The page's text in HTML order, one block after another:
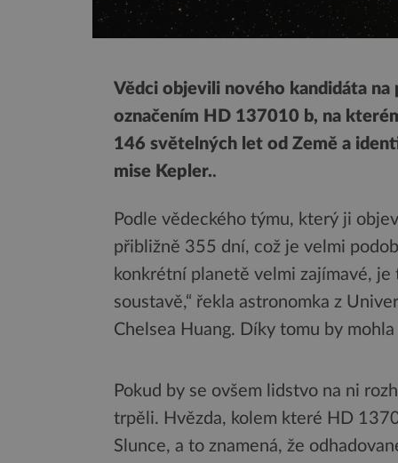
Vědci objevili nového kandidáta
označením HD 137010 b, na
146 světelných let od Země a
mise Kepler..
Podle vědeckého týmu, který ji
přibližně 355 dní, což je velmi
konkrétní planetě velmi zajímavé,
soustavě,“ řekla astronomka z
Chelsea Huang. Díky tomu by
Pokud by se ovšem lidstvo na ni
trpěli. Hvězda, kolem které HD
Slunce, a to znamená, že